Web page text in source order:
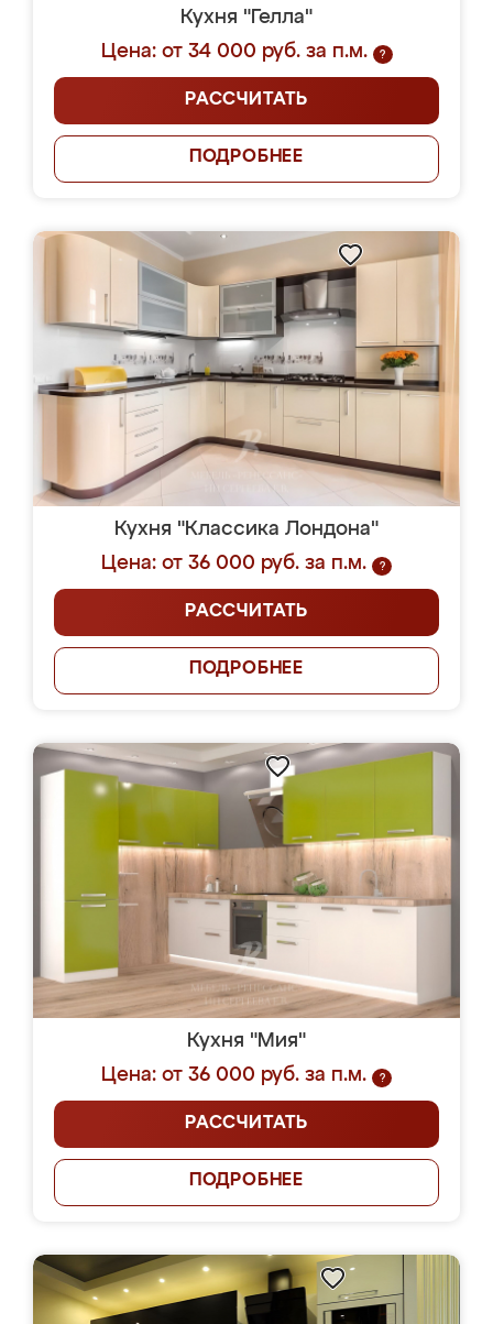
Кухня "Гелла"
Цена: от 34 000 руб. за п.м.
?
РАССЧИТАТЬ
ПОДРОБНЕЕ
Кухня "Классика Лондона"
Цена: от 36 000 руб. за п.м.
?
РАССЧИТАТЬ
ПОДРОБНЕЕ
Кухня "Мия"
Цена: от 36 000 руб. за п.м.
?
РАССЧИТАТЬ
ПОДРОБНЕЕ